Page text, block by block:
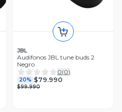
JBL
Audifonos JBL tune buds 2
Negro
0(0)
20% $79.990
$99.990